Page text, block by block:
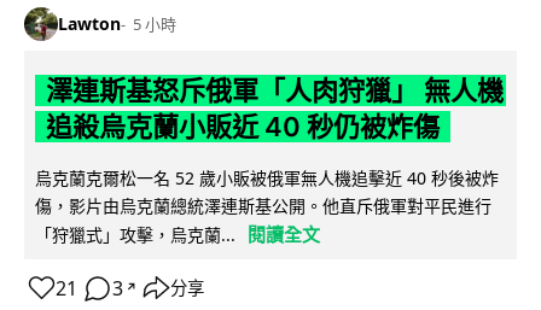
Lawton 5 小時
澤連斯基怒斥俄軍「人肉狩獵」 無人機
追殺烏克蘭小販近 40 秒仍被炸傷
烏克蘭克爾松一名 52 歲小販被俄軍無人機追擊近 40 秒後被炸
傷，影片由烏克蘭總統澤連斯基公開。他直斥俄軍對平民進行
「狩獵式」攻擊，烏克蘭...
閱讀全文
21 3 ↗ 分享